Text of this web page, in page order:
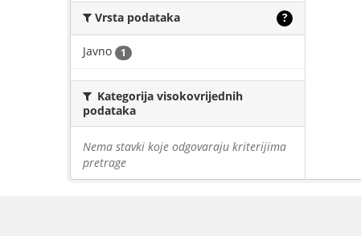
Vrsta podataka ?
Javno 1
Kategorija visokovrijednih
podataka
Nema stavki koje odgovaraju kriterijima
pretrage